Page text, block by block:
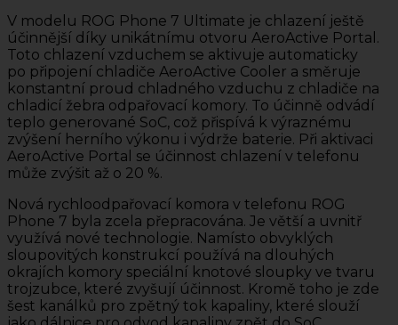
V modelu ROG Phone 7 Ultimate je chlazení ještě
účinnější díky unikátnímu otvoru AeroActive Portal.
Toto chlazení vzduchem se aktivuje automaticky
po připojení chladiče AeroActive Cooler a směruje
konstantní proud chladného vzduchu z chladiče na
chladicí žebra odpařovací komory. To účinně odvádí
teplo generované SoC, což přispívá k výraznému
zvýšení herního výkonu i výdrže baterie. Při aktivaci
AeroActive Portal se účinnost chlazení v telefonu
může zvýšit až o 20 %.
Nová rychloodpařovací komora v telefonu ROG
Phone 7 byla zcela přepracována. Je větší a uvnitř
využívá nové technologie. Namísto obvyklých
sloupovitých konstrukcí používá na dlouhých
okrajích komory speciální knotové sloupky ve tvaru
trojzubce, které zvyšují účinnost. Kromě toho je zde
šest kanálků pro zpětný tok kapaliny, které slouží